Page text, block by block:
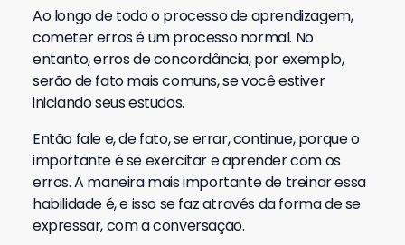
Ao longo de todo o processo de aprendizagem,
cometer erros é um processo normal. No
entanto, erros de concordância, por exemplo,
serão de fato mais comuns, se você estiver
iniciando seus estudos.
Então fale e, de fato, se errar, continue, porque o
importante é se exercitar e aprender com os
erros. A maneira mais importante de treinar essa
habilidade é, e isso se faz através da forma de se
expressar, com a conversação.